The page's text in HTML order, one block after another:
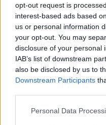
opt-out request is
interest-based ads based
us or personal information
your opt-out. You may
disclosure of your personal
IAB’s list of downstream
also be disclosed by us to
Downstream Participants
Please note that this
Personal Data
A diákok ezen kívül
László költővel, majd
Tamás verseiből
saját képmására
Egyetemi Színház
folyamán Oláh
megtekinthető.
tucatnyi településre